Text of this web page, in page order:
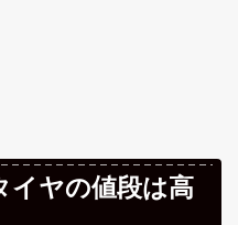
イヤの値段は高